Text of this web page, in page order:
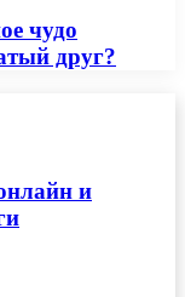
чудо
друг?
и